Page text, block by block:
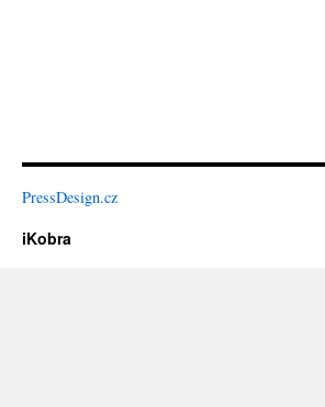
PressDesign.cz
iKobra